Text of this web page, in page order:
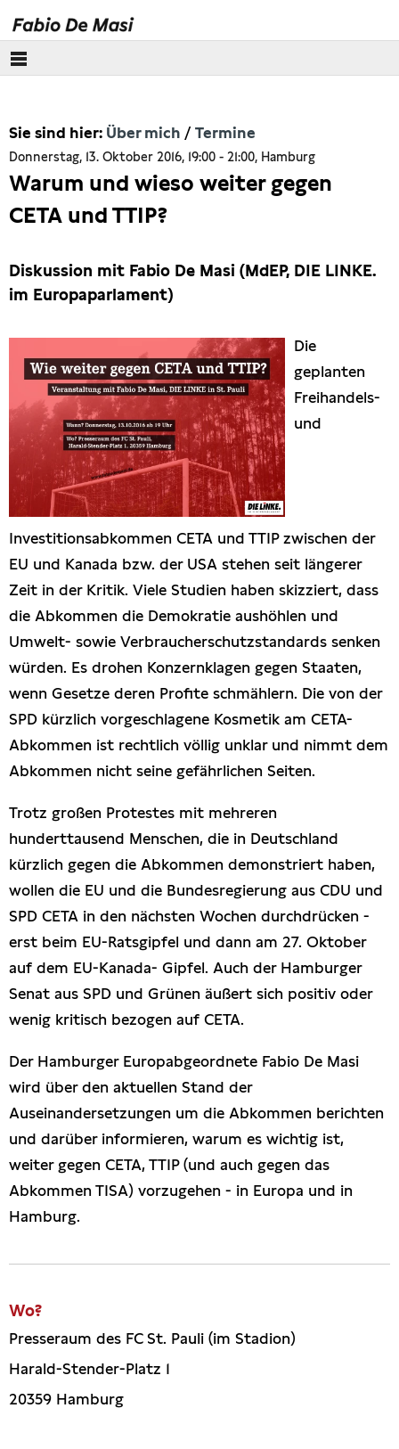
Meine Geschichte
Newsletter
Europäisches Parlament
Presse
Sie sind hier: Über mich Termine
Donnerstag, 13. Oktober 2016, 19:00 - 21:00, Hamburg
Warum und wieso weiter gegen
CETA und TTIP?
Diskussion mit Fabio De Masi (MdEP, DIE LINKE.
im Europaparlament)
Die
geplanten
Freihandels-
und
Investitionsabkommen CETA und TTIP zwischen der
EU und Kanada bzw. der USA stehen seit längerer
Zeit in der Kritik. Viele Studien haben skizziert, dass
die Abkommen die Demokratie aushöhlen und
Umwelt- sowie Verbraucherschutzstandards senken
würden. Es drohen Konzernklagen gegen Staaten,
wenn Gesetze deren Profite schmählern. Die von der
SPD kürzlich vorgeschlagene Kosmetik am CETA-
Abkommen ist rechtlich völlig unklar und nimmt dem
Abkommen nicht seine gefährlichen Seiten.
Trotz großen Protestes mit mehreren
hunderttausend Menschen, die in Deutschland
kürzlich gegen die Abkommen demonstriert haben,
wollen die EU und die Bundesregierung aus CDU und
SPD CETA in den nächsten Wochen durchdrücken -
erst beim EU-Ratsgipfel und dann am 27. Oktober
auf dem EU-Kanada- Gipfel. Auch der Hamburger
Senat aus SPD und Grünen äußert sich positiv oder
wenig kritisch bezogen auf CETA.
Der Hamburger Europabgeordnete Fabio De Masi
wird über den aktuellen Stand der
Auseinandersetzungen um die Abkommen berichten
und darüber informieren, warum es wichtig ist,
weiter gegen CETA, TTIP (und auch gegen das
Abkommen TISA) vorzugehen - in Europa und in
Hamburg.
Wo?
Presseraum des FC St. Pauli (im Stadion)
Harald-Stender-Platz 1
20359 Hamburg